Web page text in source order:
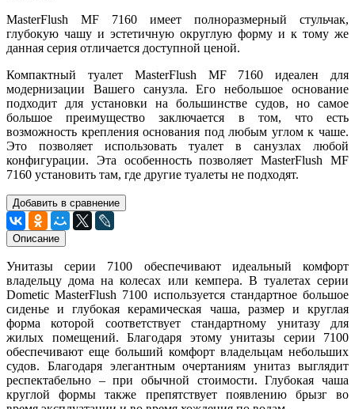
MasterFlush MF 7160 имеет полноразмерный стульчак,
глубокую чашу и эстетичную округлую форму и к тому же
данная серия отличается доступной ценой.
Компактный туалет MasterFlush MF 7160 идеален для
модернизации Вашего санузла. Его небольшое основание
подходит для установки на большинстве судов, но самое
большое преимущество заключается в том, что есть
возможность крепления основания под любым углом к чаше.
Это позволяет использовать туалет в санузлах любой
конфигурации. Эта особенность позволяет MasterFlush MF
7160 установить там, где другие туалеты не подходят.
Добавить в сравнение
Описание
Унитазы серии 7100 обеспечивают идеальный комфорт
владельцу дома на колесах или кемпера. В туалетах серии
Dometic MasterFlush 7100 используется стандартное большое
сиденье и глубокая керамическая чаша, размер и круглая
форма которой соответствует стандартному унитазу для
жилых помещений. Благодаря этому унитазы серии 7100
обеспечивают еще больший комфорт владельцам небольших
судов. Благодаря элегантным очертаниям унитаз выглядит
респектабельно – при обычной стоимости. Глубокая чаша
круглой формы также препятствует появлению брызг во